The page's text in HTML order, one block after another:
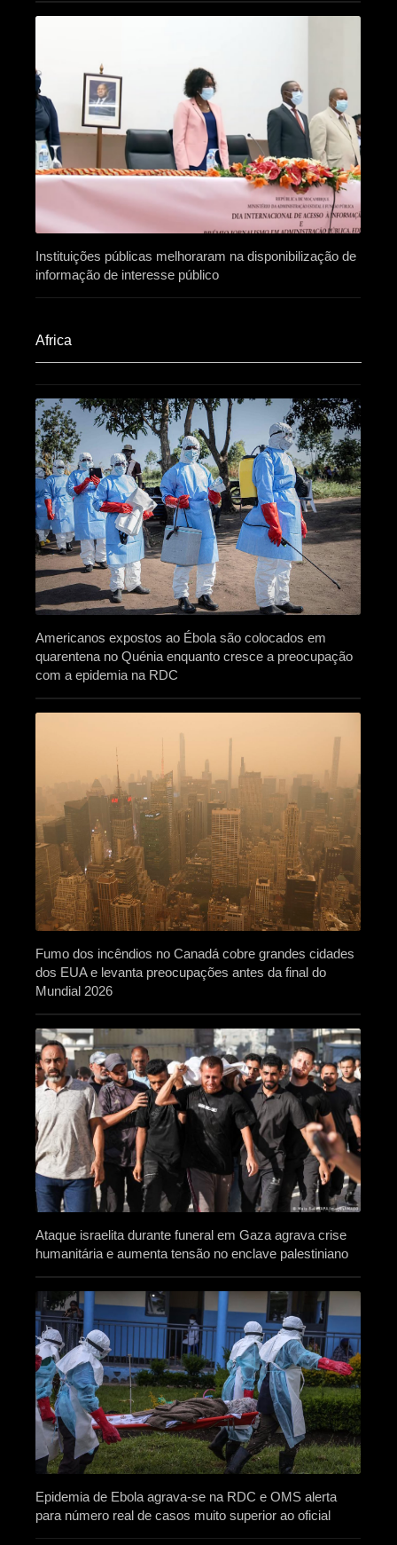
Instituições públicas melhoraram na disponibilização de
informação de interesse público
Africa​
Americanos expostos ao Ébola são colocados em
quarentena no Quénia enquanto cresce a preocupação
com a epidemia na RDC
Fumo dos incêndios no Canadá cobre grandes cidades
dos EUA e levanta preocupações antes da final do
Mundial 2026
Ataque israelita durante funeral em Gaza agrava crise
humanitária e aumenta tensão no enclave palestiniano
Epidemia de Ebola agrava-se na RDC e OMS alerta
para número real de casos muito superior ao oficial